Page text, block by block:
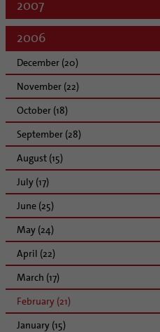
2007
2006
December (20)
November (22)
October (18)
September (28)
August (15)
July (17)
June (25)
May (24)
April (22)
March (17)
February (21)
January (15)